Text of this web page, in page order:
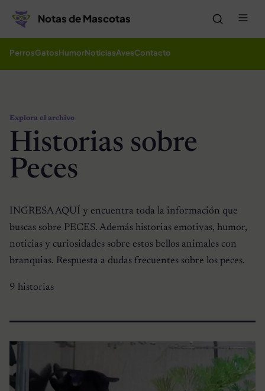
Notas de Mascotas
PerrosGatosHumorNoticiasAvesContacto
Explora el archivo
Historias sobre
Peces
INGRESA AQUÍ y encuentra toda la información que
buscas sobre PECES. Además historias emotivas, humor,
noticias y curiosidades sobre estos bellos animales con
branquias. Respuesta a dudas frecuentes sobre los peces.
9 historias